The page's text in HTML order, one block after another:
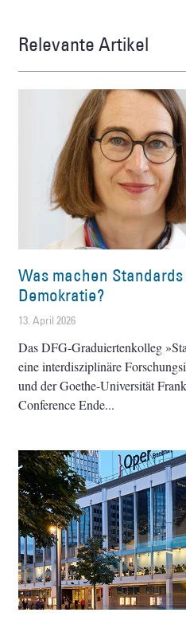
Relevante Artikel
Was machen
Demokratie?
13. April 2026
Das DFG-Graduiertenkolleg
eine interdisziplinäre
und der Goethe-Universität
Conference Ende